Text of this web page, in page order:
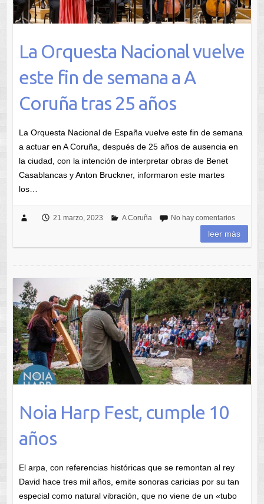
La Orquesta Nacional vuelve
este fin de semana a A
Coruña tras 25 años
La Orquesta Nacional de España vuelve este fin de semana
a actuar en A Coruña, después de 25 años de ausencia en
la ciudad, con la intención de interpretar obras de Benet
Casablancas y Anton Bruckner, informaron este martes
los…
21 marzo, 2023 A Coruña No hay comentarios
leer más
Noia Harp Fest, cumple 10
años
El arpa, con referencias históricas que se remontan al rey
David hace tres mil años, emite sonoras caricias por su tan
especial como natural vibración, que no viene de un «tubo